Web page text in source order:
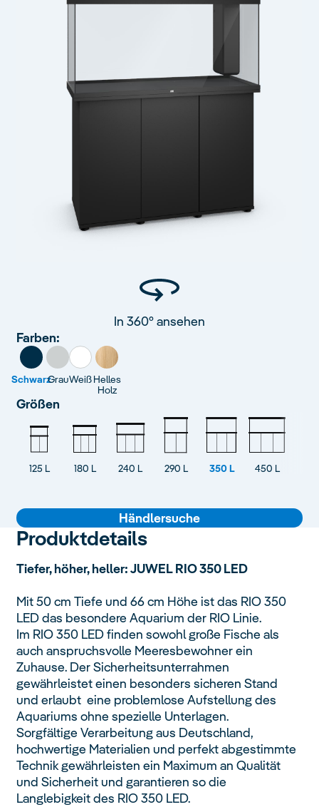
In 360° ansehen
Farben:
SchwarzGrauWeißHelles
Holz
Größen
125 L 180 L 240 L 290 L 350 L 450 L
Händlersuche
Produktdetails
Tiefer, höher, heller: JUWEL RIO 350 LED
Mit 50 cm Tiefe und 66 cm Höhe ist das RIO 350
LED das besondere Aquarium der RIO Linie.
Im RIO 350 LED finden sowohl große Fische als
auch anspruchsvolle Meeresbewohner ein
Zuhause. Der Sicherheitsunterrahmen
gewährleistet einen besonders sicheren Stand
und erlaubt eine problemlose Aufstellung des
Aquariums ohne spezielle Unterlagen.
Sorgfältige Verarbeitung aus Deutschland,
hochwertige Materialien und perfekt abgestimmte
Technik gewährleisten ein Maximum an Qualität
und Sicherheit und garantieren so die
Langlebigkeit des RIO 350 LED.